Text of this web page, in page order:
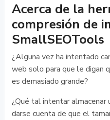
Acerca de la
compresión de
SmallSEOTools
¿Alguna vez ha intentado
web solo para que le digan
es demasiado grande?
¿Qué tal intentar almacenar
darse cuenta de que el